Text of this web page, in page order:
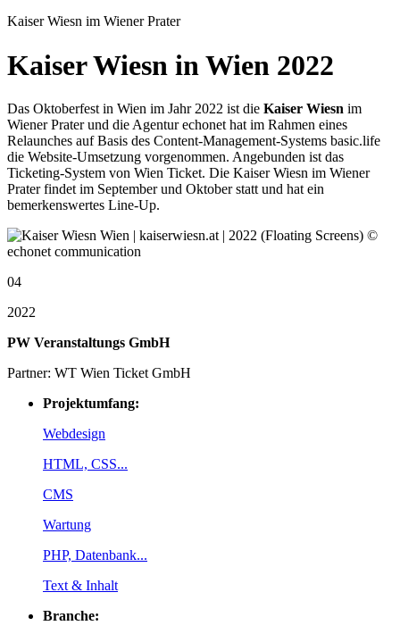
Kaiser Wiesn im Wiener Prater
Kaiser Wiesn in Wien 2022
Das Oktoberfest in Wien im Jahr 2022 ist die Kaiser Wiesn im
Wiener Prater und die Agentur echonet hat im Rahmen eines
Relaunches auf Basis des Content-Management-Systems basic.life
die Website-Umsetzung vorgenommen. Angebunden ist das
Ticketing-System von Wien Ticket. Die Kaiser Wiesn im Wiener
Prater findet im September und Oktober statt und hat ein
bemerkenswertes Line-Up.
04
2022
PW Veranstaltungs GmbH
Partner: WT Wien Ticket GmbH
Projektumfang:
Webdesign
HTML, CSS...
CMS
Wartung
PHP, Datenbank...
Text & Inhalt
Branche: